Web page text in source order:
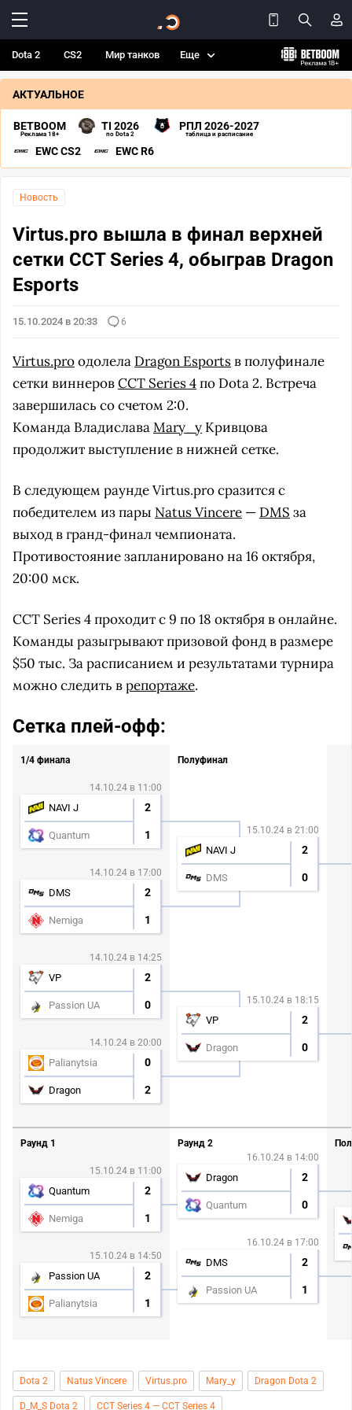
Dota 2 CS2 Мир танков Еще
АКТУАЛЬНОЕ
BETBOOM
Реклама 18+
TI 2026
по Dota 2
РПЛ 2026-2027
таблица и расписание
EWC CS2 EWC R6
Новость
Virtus.pro вышла в финал верхней
сетки CCT Series 4, обыграв Dragon
Esports
15.10.2024 в 20:33 6
Virtus.proодолела Dragon Esportsв полуфинале
сетки виннеровCCT Series 4по Dota 2. Встреча
завершилась со счетом 2:0.
Команда ВладиславаMary_y Кривцова
продолжит выступление в нижней сетке.
В следующем раунде Virtus.pro сразится с
победителем из пары Natus Vincere — DMS за
выход в гранд-финал чемпионата.
Противостояние запланировано на 16 октября,
20:00 мск.
CCT Series 4 проходит с 9 по 18 октября в онлайне.
Команды разыгрывают призовой фонд в размере
$50 тыс. За расписанием и результатами турнира
можно следить врепортаже.
Сетка плей-офф:
1/4 финала
14.10.24 в 11:00
NAVI J 2
Quantum 1
14.10.24 в 17:00
DMS 2
Nemiga 1
14.10.24 в 14:25
VP 2
Passion UA 0
14.10.24 в 20:00
Palianytsia 0
Dragon 2
Полуфинал
15.10.24 в 21:00
NAVI J 2
DMS 0
15.10.24 в 18:15
VP 2
Dragon 0
Раунд 1
15.10.24 в 11:00
Quantum 2
Nemiga 1
15.10.24 в 14:50
Passion UA 2
Palianytsia 1
Раунд 2
16.10.24 в 14:00
Dragon 2
Quantum 0
16.10.24 в 17:00
DMS 2
Passion UA 1
Dota 2 Natus Vincere Virtus.pro Mary_y Dragon Dota 2
D_M_S Dota 2 CCT Series 4 — CCT Series 4